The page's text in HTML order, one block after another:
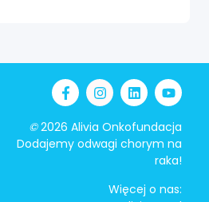
©2026 Alivia Onkofundacja
Dodajemy odwagi chorym na
raka!
Więcej o nas: